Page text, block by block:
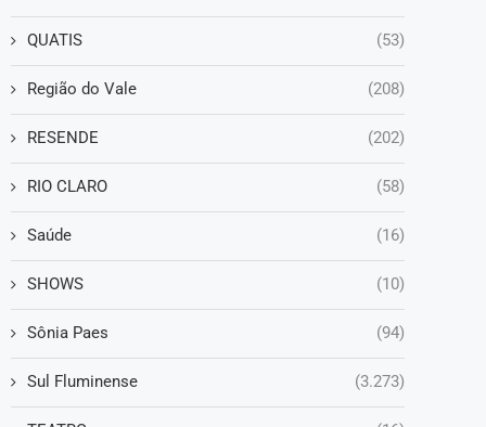
QUATIS (53)
Região do Vale (208)
RESENDE (202)
RIO CLARO (58)
Saúde (16)
SHOWS (10)
Sônia Paes (94)
Sul Fluminense (3.273)